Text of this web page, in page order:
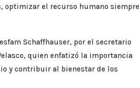
optimizar el recurso humano siempre
Schaffhauser, por el secretario
quien enfatizó la importancia
y contribuir al bienestar de los